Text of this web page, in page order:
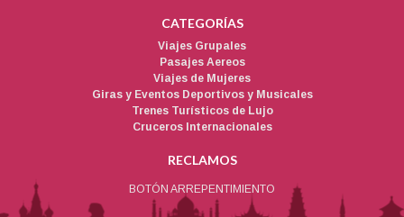
CATEGORÍAS
Viajes Grupales
Pasajes Aereos
Viajes de Mujeres
Giras y Eventos Deportivos y Musicales
Trenes Turísticos de Lujo
Cruceros Internacionales
RECLAMOS
BOTÓN ARREPENTIMIENTO